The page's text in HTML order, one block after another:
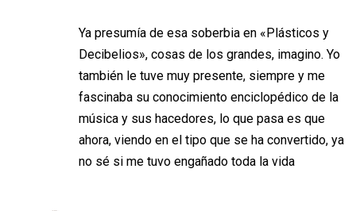
Ya presumía de esa soberbia en «Plásticos y
Decibelios», cosas de los grandes, imagino. Yo
también le tuve muy presente, siempre y me
fascinaba su conocimiento enciclopédico de la
música y sus hacedores, lo que pasa es que
ahora, viendo en el tipo que se ha convertido, ya
no sé si me tuvo engañado toda la vida